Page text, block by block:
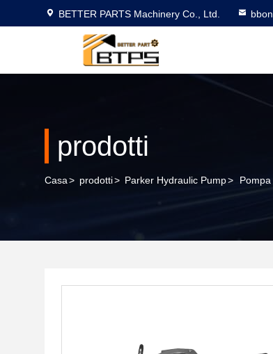
BETTER PARTS Machinery Co., Ltd.
prodotti
Casa> prodotti> Parker Hydraulic Pump>